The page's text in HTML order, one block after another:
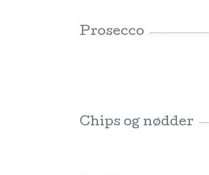
Prosecco
Chips og nødder